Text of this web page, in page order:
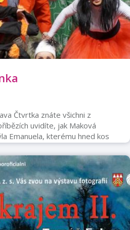
Čtvrtka znáte všichni z
uvidíte, jak Maková
Emanuela, kterému hned kos
příběhu ušije Makové
Náprstek Pichpic. Nakonec
hnízda Veverka Barka a
Karkoška. V půvabné
Podle dědiců autorských
k nejlepším dramatizacím
Čtvrtka.Autor předlohy: Václ